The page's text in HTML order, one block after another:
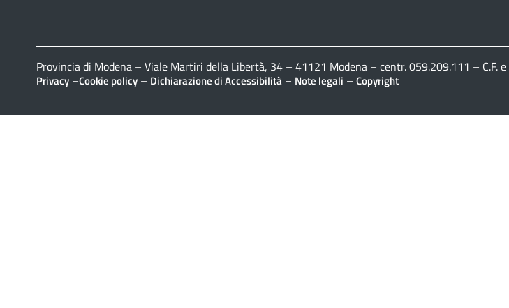
Provincia di Modena – Viale Martiri della Libertà, 34 – 41121 Modena – centr. 059.209.111 – C.F.
Privacy –Cookie policy – Dichiarazione di Accessibilità – Note legali – Copyright